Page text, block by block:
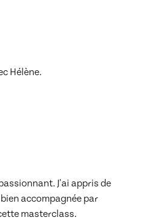
Hélène.
J'ai appris de
accompagnée par
masterclass.